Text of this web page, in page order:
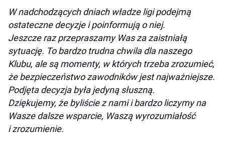
W nadchodzących dniach władze ligi podejmą
ostateczne decyzje i poinformują o niej.
Jeszcze raz przepraszamy Was za zaistniałą
sytuację. To bardzo trudna chwila dla naszego
Klubu, ale są momenty, w których trzeba zrozumieć,
że bezpieczeństwo zawodników jest najważniejsze.
Podjęta decyzja była jedyną słuszną.
Dziękujemy, że byliście z nami i bardzo liczymy na
Wasze dalsze wsparcie, Waszą wyrozumiałość
i zrozumienie.